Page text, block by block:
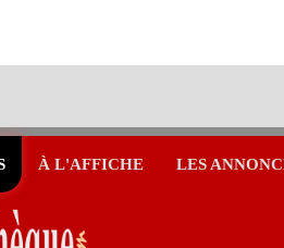
À L'AFFICHE LES